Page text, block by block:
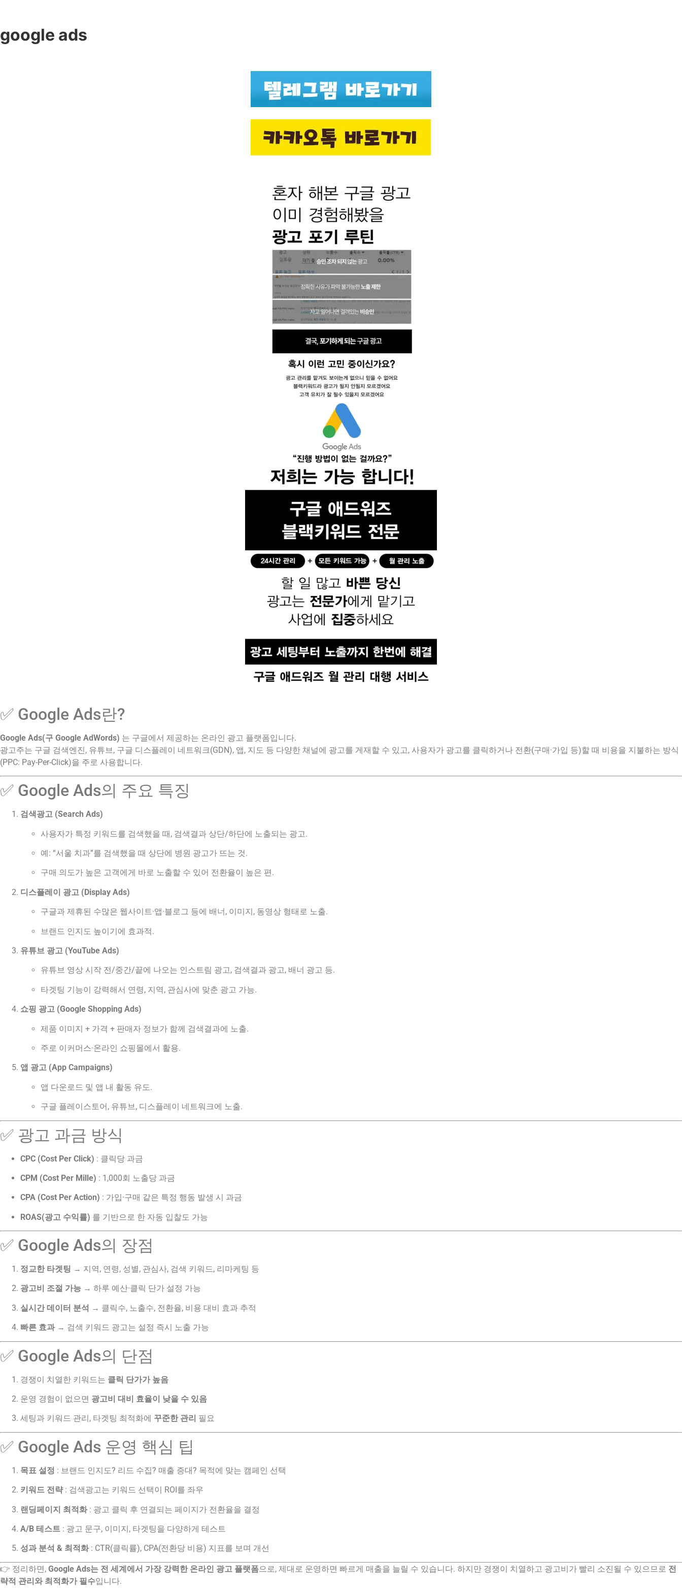
google ads
✅ Google Ads란?
Google Ads(구 Google AdWords) 는 구글에서 제공하는 온라인 광고 플랫폼입니다.
광고주는 구글 검색엔진, 유튜브, 구글 디스플레이 네트워크(GDN), 앱, 지도 등 다양한 채널에 광고를 게재할 수 있고, 사용자가 광고를 클릭하거나 전환(구매·가입 등)할 때 비용을 지불하는 방식
(PPC: Pay-Per-Click)을 주로 사용합니다.
✅ Google Ads의 주요 특징
검색광고 (Search Ads)
사용자가 특정 키워드를 검색했을 때, 검색결과 상단/하단에 노출되는 광고.
예: “서울 치과”를 검색했을 때 상단에 병원 광고가 뜨는 것.
구매 의도가 높은 고객에게 바로 노출할 수 있어 전환율이 높은 편.
디스플레이 광고 (Display Ads)
구글과 제휴된 수많은 웹사이트·앱·블로그 등에 배너, 이미지, 동영상 형태로 노출.
브랜드 인지도 높이기에 효과적.
유튜브 광고 (YouTube Ads)
유튜브 영상 시작 전/중간/끝에 나오는 인스트림 광고, 검색결과 광고, 배너 광고 등.
타겟팅 기능이 강력해서 연령, 지역, 관심사에 맞춘 광고 가능.
쇼핑 광고 (Google Shopping Ads)
제품 이미지 + 가격 + 판매자 정보가 함께 검색결과에 노출.
주로 이커머스·온라인 쇼핑몰에서 활용.
앱 광고 (App Campaigns)
앱 다운로드 및 앱 내 활동 유도.
구글 플레이스토어, 유튜브, 디스플레이 네트워크에 노출.
✅ 광고 과금 방식
CPC (Cost Per Click) : 클릭당 과금
CPM (Cost Per Mille) : 1,000회 노출당 과금
CPA (Cost Per Action) : 가입·구매 같은 특정 행동 발생 시 과금
ROAS(광고 수익률) 를 기반으로 한 자동 입찰도 가능
✅ Google Ads의 장점
정교한 타겟팅 → 지역, 연령, 성별, 관심사, 검색 키워드, 리마케팅 등
광고비 조절 가능 → 하루 예산·클릭 단가 설정 가능
실시간 데이터 분석 → 클릭수, 노출수, 전환율, 비용 대비 효과 추적
빠른 효과→ 검색 키워드 광고는 설정 즉시 노출 가능
✅ Google Ads의 단점
경쟁이 치열한 키워드는 클릭 단가가 높음
운영 경험이 없으면 광고비 대비 효율이 낮을 수 있음
세팅과 키워드 관리, 타겟팅 최적화에 꾸준한 관리 필요
✅ Google Ads 운영 핵심 팁
목표 설정 : 브랜드 인지도? 리드 수집? 매출 증대? 목적에 맞는 캠페인 선택
키워드 전략: 검색광고는 키워드 선택이 ROI를 좌우
랜딩페이지 최적화: 광고 클릭 후 연결되는 페이지가 전환율을 결정
A/B 테스트 : 광고 문구, 이미지, 타겟팅을 다양하게 테스트
성과 분석 & 최적화: CTR(클릭률), CPA(전환당 비용) 지표를 보며 개선
👉 정리하면, Google Ads는 전 세계에서 가장 강력한 온라인 광고 플랫폼으로, 제대로 운영하면 빠르게 매출을 늘릴 수 있습니다. 하지만 경쟁이 치열하고 광고비가 빨리 소진될 수 있으므로 전
략적 관리와 최적화가 필수입니다.